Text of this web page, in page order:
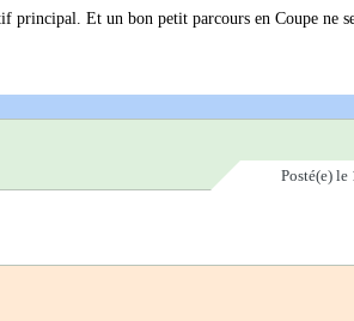
principal. Et un bon petit parcours en Coupe ne
Posté(e) le